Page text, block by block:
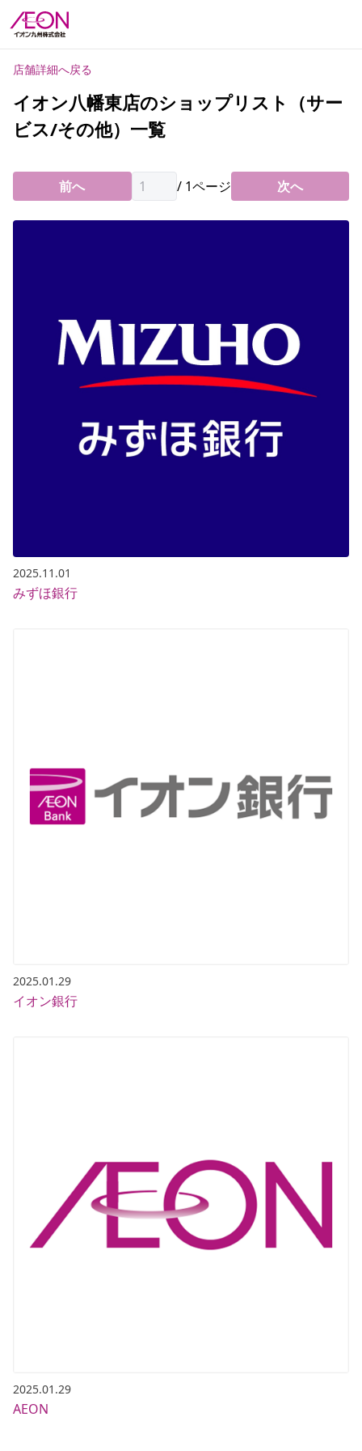
店舗詳細へ戻る
イオン八幡東店のショップリスト（サー
ビス/その他）一覧
前へ / 1ページ 次へ
2025.11.01
みずほ銀行
2025.01.29
イオン銀行
2025.01.29
AEON